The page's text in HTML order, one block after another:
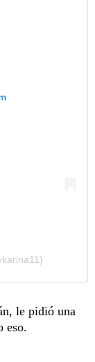
le pidió una
eso.